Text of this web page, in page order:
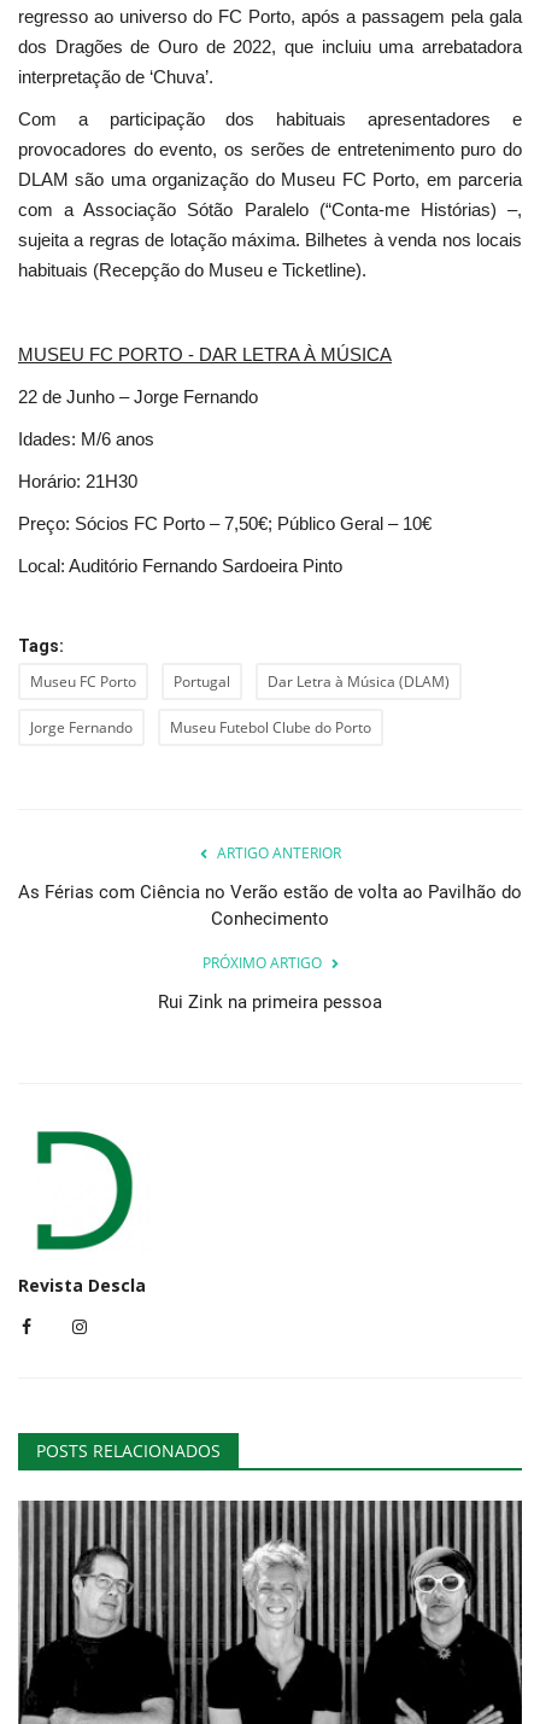
regresso ao universo do FC Porto, após a passagem pela gala
dos Dragões de Ouro de 2022, que incluiu uma arrebatadora
interpretação de ‘Chuva’.
Com a participação dos habituais apresentadores e
provocadores do evento, os serões de entretenimento puro do
DLAM são uma organização do Museu FC Porto, em parceria
com a Associação Sótão Paralelo (“Conta-me Histórias) –,
sujeita a regras de lotação máxima. Bilhetes à venda nos locais
habituais (Recepção do Museu e Ticketline).
MUSEU FC PORTO - DAR LETRA À MÚSICA
22 de Junho – Jorge Fernando
Idades: M/6 anos
Horário: 21H30
Preço: Sócios FC Porto – 7,50€; Público Geral – 10€
Local: Auditório Fernando Sardoeira Pinto
Tags:
Museu FC Porto Portugal Dar Letra à Música (DLAM)
Jorge Fernando Museu Futebol Clube do Porto
ARTIGO ANTERIOR
As Férias com Ciência no Verão estão de volta ao Pavilhão do
Conhecimento
PRÓXIMO ARTIGO
Rui Zink na primeira pessoa
Revista Descla
POSTS RELACIONADOS